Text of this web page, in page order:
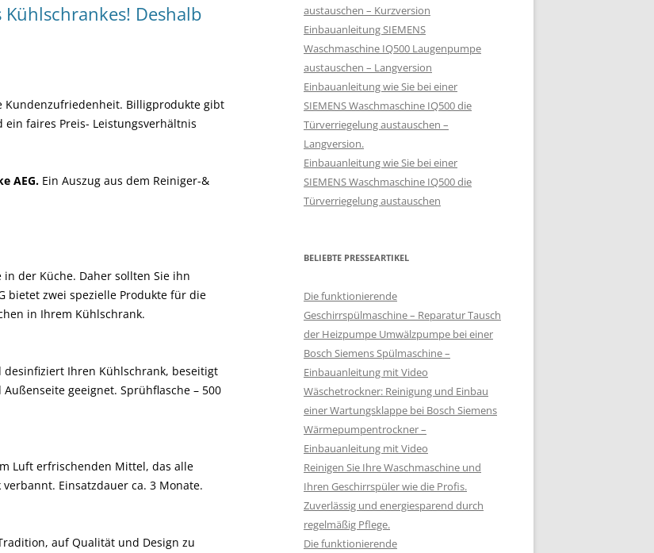
Deshalb
Billigprodukte gibt
faires Preis- Leistungsverhältnis
AEG. Ein Auszug aus dem Reiniger-&
der Küche. Daher sollten Sie ihn
bietet zwei spezielle Produkte für die
in Ihrem Kühlschrank.
Ihren Kühlschrank, beseitigt
geeignet. Sprühflasche – 500
Luft erfrischenden Mittel, das alle
Einsatzdauer ca. 3 Monate.
auf Qualität und Design zu
austauschen – Kurzversion
Einbauanleitung SIEMENS
Waschmaschine IQ500 Laugenpumpe
austauschen – Langversion
Einbauanleitung wie Sie bei einer
SIEMENS Waschmaschine IQ500 die
Türverriegelung austauschen –
Langversion.
Einbauanleitung wie Sie bei einer
SIEMENS Waschmaschine IQ500 die
Türverriegelung austauschen
BELIEBTE PRESSEARTIKEL
Die funktionierende
Geschirrspülmaschine – Reparatur Tausch
der Heizpumpe Umwälzpumpe bei einer
Bosch Siemens Spülmaschine –
Einbauanleitung mit Video
Wäschetrockner: Reinigung und Einbau
einer Wartungsklappe bei Bosch Siemens
Wärmepumpentrockner –
Einbauanleitung mit Video
Reinigen Sie Ihre Waschmaschine und
Ihren Geschirrspüler wie die Profis.
Zuverlässig und energiesparend durch
regelmäßig Pflege.
Die funktionierende